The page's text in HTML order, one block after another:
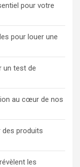
pour votre
pour louer une
un test de
au cœur de nos
des produits
les